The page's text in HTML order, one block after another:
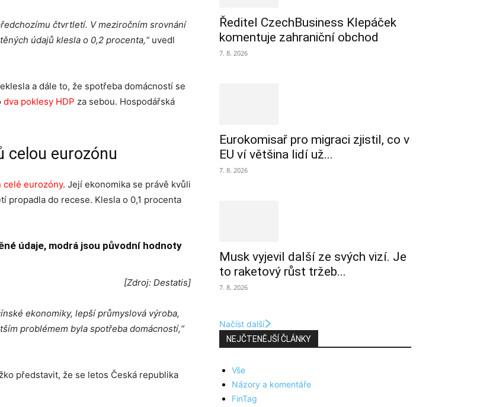
čtvrtletí. V meziročním srovnání
údajů klesla o 0,2 procenta,“uvedl
a dále to, že spotřeba domácností se
dva poklesy HDP za sebou. Hospodářská
celou eurozónu
celé eurozóny. Její ekonomika se právě kvůli
propadla do recese. Klesla o 0,1 procenta
údaje, modrá jsou původní hodnoty
[Zdroj: Destatis]
ekonomiky, lepší průmyslová výroba,
problémem byla spotřeba domácností,“
představit, že se letos Česká republika
Ředitel CzechBusiness Klepáček
komentuje zahraniční obchod
7. 8. 2026
Eurokomisař pro migraci zjistil, co v
EU ví většina lidí už...
7. 8. 2026
Musk vyjevil další ze svých vizí. Je
to raketový růst tržeb...
7. 8. 2026
Načíst další
NEJČTENĚJŠÍ ČLÁNKY
Vše
Názory a komentáře
FinTag